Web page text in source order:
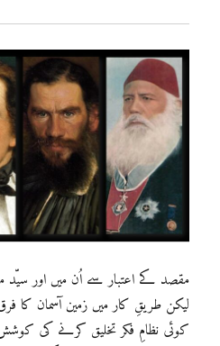
مقصد کے اعتبار سے اُن میں اور
لیکن طریقِ کار میں زمین آسمان
کوئی نظامِ فکر تخلیق کرنے کی